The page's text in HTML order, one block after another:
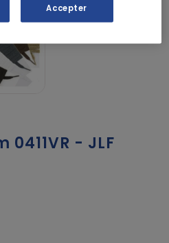
- JLF
Accepter